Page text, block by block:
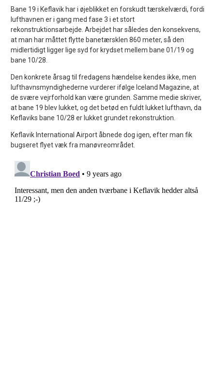
Bane 19 i Keflavik har i øjeblikket en forskudt tærskelværdi, fordi
lufthavnen er i gang med fase 3 i et stort
rekonstruktionsarbejde. Arbejdet har således den konsekvens,
at man har måttet flytte banetærsklen 860 meter, så den
midlertidigt ligger lige syd for krydset mellem bane 01/19 og
bane 10/28.
Den konkrete årsag til fredagens hændelse kendes ikke, men
lufthavnsmyndighederne vurderer ifølge Iceland Magazine, at
de svære vejrforhold kan være grunden. Samme medie skriver,
at bane 19 blev lukket, og det betød en fuldt lukket lufthavn, da
Keflaviks bane 10/28 er lukket grundet rekonstruktion.
Keflavik International Airport åbnede dog igen, efter man fik
bugseret flyet væk fra manøvreområdet.